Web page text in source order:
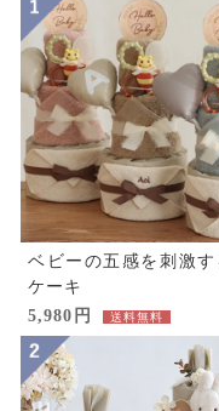
ベビーの五感を刺激
ケーキ
5,980円 送料無料